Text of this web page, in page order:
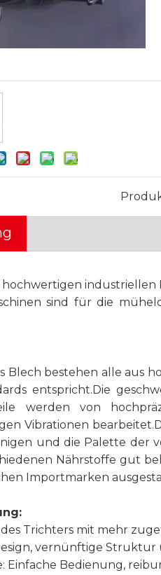
sind für die
Blech bestehen alle aus
entspricht.Die
werden von
Vibrationen
und die Palette der
Nährstoffe gut
Importmarken
Trichters mit mehr
vernünftige Struktur
Einfache Bedienung,